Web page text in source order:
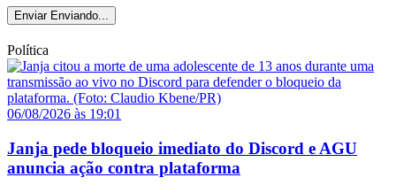
Enviar Enviando...
Política
06/08/2026 às 19:01
Janja pede bloqueio imediato do Discord e AGU
anuncia ação contra plataforma